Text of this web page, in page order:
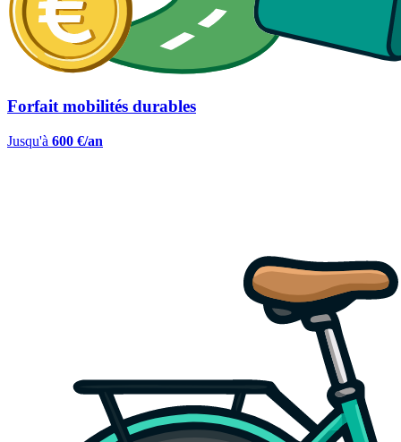
Forfait mobilités durables
Jusqu'à 600 €/an